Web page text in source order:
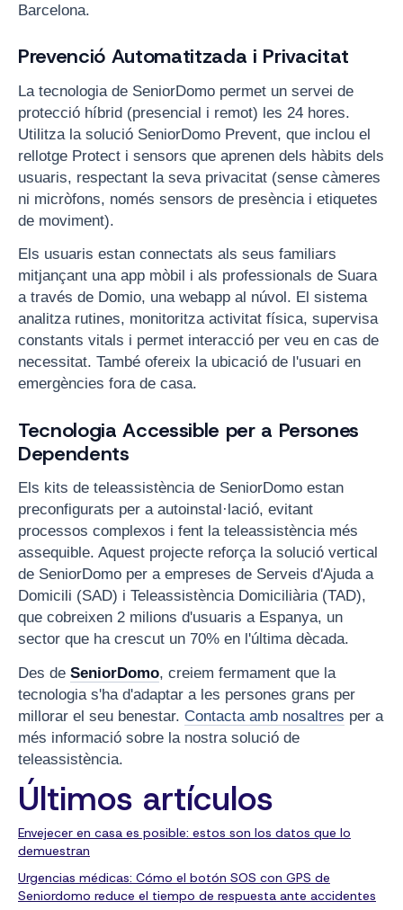
Barcelona.
Prevenció Automatitzada i Privacitat
La tecnologia de SeniorDomo permet un servei de
protecció híbrid (presencial i remot) les 24 hores.
Utilitza la solució SeniorDomo Prevent, que inclou el
rellotge Protect i sensors que aprenen dels hàbits dels
usuaris, respectant la seva privacitat (sense càmeres
ni micròfons, només sensors de presència i etiquetes
de moviment).
Els usuaris estan connectats als seus familiars
mitjançant una app mòbil i als professionals de Suara
a través de Domio, una webapp al núvol. El sistema
analitza rutines, monitoritza activitat física, supervisa
constants vitals i permet interacció per veu en cas de
necessitat. També ofereix la ubicació de l'usuari en
emergències fora de casa.
Tecnologia Accessible per a Persones
Dependents
Els kits de teleassistència de SeniorDomo estan
preconfigurats per a autoinstal·lació, evitant
processos complexos i fent la teleassistència més
assequible. Aquest projecte reforça la solució vertical
de SeniorDomo per a empreses de Serveis d'Ajuda a
Domicili (SAD) i Teleassistència Domiciliària (TAD),
que cobreixen 2 milions d'usuaris a Espanya, un
sector que ha crescut un 70% en l'última dècada.
Des de SeniorDomo, creiem fermament que la
tecnologia s'ha d'adaptar a les persones grans per
millorar el seu benestar. Contacta amb nosaltres per a
més informació sobre la nostra solució de
teleassistència.
Últimos artículos
Envejecer en casa es posible: estos son los datos que lo
demuestran
Urgencias médicas: Cómo el botón SOS con GPS de
Seniordomo reduce el tiempo de respuesta ante accidentes